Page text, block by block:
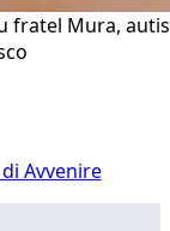
fratel Mura,
Avvenire